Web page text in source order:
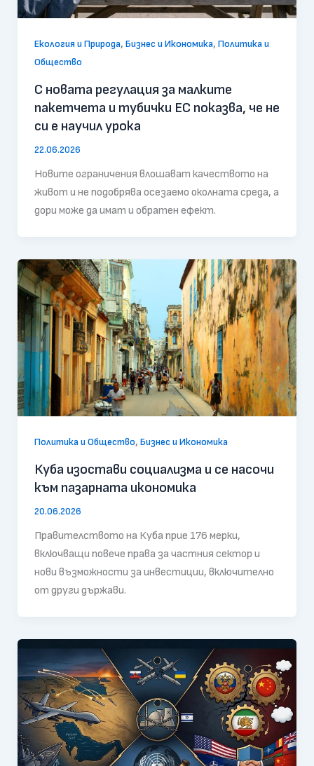
Екология и Природа, Бизнес и Икономика, Политика и
Общество
С новата регулация за малките
пакетчета и тубички ЕС показва, че не
си е научил урока
22.06.2026
Новите ограничения влошават качеството на
живот и не подобрява осезаемо околната среда, а
дори може да имат и обратен ефект.
Политика и Общество, Бизнес и Икономика
Куба изостави социализма и се насочи
към пазарната икономика
20.06.2026
Правителството на Куба прие 176 мерки,
включващи повече права за частния сектор и
нови възможности за инвестиции, включително
от други държави.